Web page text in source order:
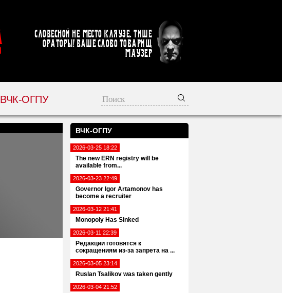
Словесной не место кляузе. Тише
ораторы! Ваше слово товарищ
Маузер
ВЧК-ОГПУ
ВЧК-ОГПУ
2026-03-25 18:22
The new ERN registry will be
available from...
2026-03-23 22:49
Governor Igor Artamonov has
become a recruiter
2026-03-12 21:41
Monopoly Has Sinked
2026-03-11 22:39
Редакции готовятся к
сокращениям из-за запрета на ...
2026-03-05 23:14
Ruslan Tsalikov was taken gently
2026-03-04 21:52